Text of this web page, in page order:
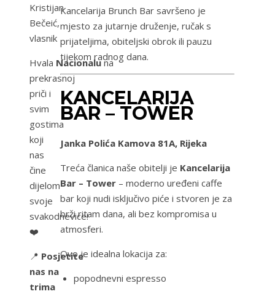
Kristijan
Bečeić,
vlasnik
Hvala Nacionaluna
prekrasnoj
priči i
svim
gostima
koji
nas
čine
dijelom
svoje
svakodnevice!
❤️
📍 Posjetite
nas na
trima
Kancelarija Brunch Bar savršeno je
mjesto za jutarnje druženje, ručak s
prijateljima, obiteljski obrok ili pauzu
tijekom radnog dana.
KANCELARIJA
BAR – TOWER
Janka Polića Kamova 81A, Rijeka
Treća članica naše obitelji je Kancelarija
Bar – Tower – moderno uređeni caffe
bar koji nudi isključivo piće i stvoren je za
brži ritam dana, ali bez kompromisa u
atmosferi.
Ovo je idealna lokacija za:
popodnevni espresso